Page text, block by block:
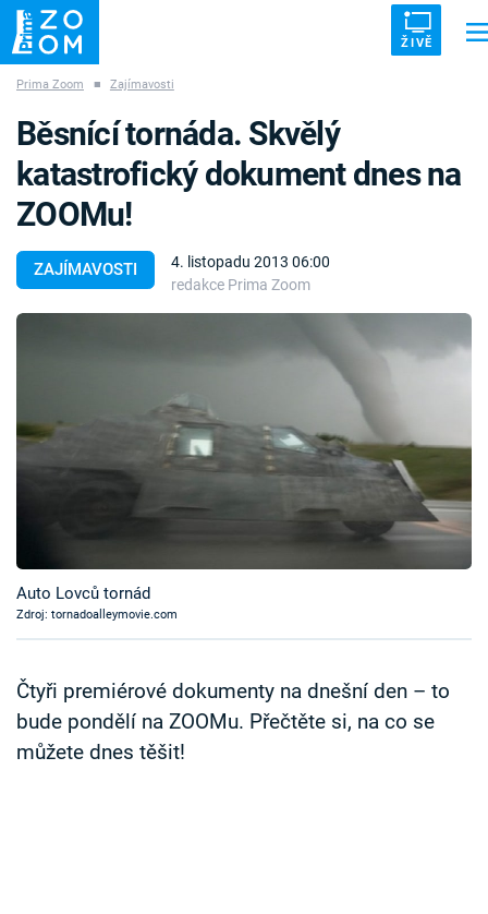
ŽIVĚ
VETŘELCI DÁVNOVĚKU
Témata
Sledujte prima+
Sledujte nás
Prima Zoom ■ Zajímavosti
ZAJÍMAVOSTI
4. listopadu 2013 06:00
redakce Prima Zoom
Běsnící tornáda. Skvělý
katastrofický dokument dnes na
ZOOMu!
Auto Lovců tornád
Zdroj: tornadoalleymovie.com
Čtyři premiérové dokumenty na dnešní den – to
bude pondělí na ZOOMu. Přečtěte si, na co se
můžete dnes těšit!